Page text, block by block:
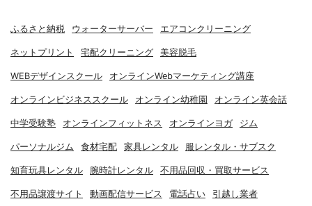
ふるさと納税 ウォーターサーバー エアコンクリーニング
ネットプリント 宅配クリーニング 美容脱毛
WEBデザインスクール オンラインWebマーケティング講座
オンラインビジネススクール オンライン幼稚園 オンライン英会話
中学受験塾 オンラインフィットネス オンラインヨガ ジム
パーソナルジム 食材宅配 家具レンタル 服レンタル・サブスク
知育玩具レンタル 腕時計レンタル 不用品回収・買取サービス
不用品譲渡サイト 動画配信サービス 電話占い 引越し業者